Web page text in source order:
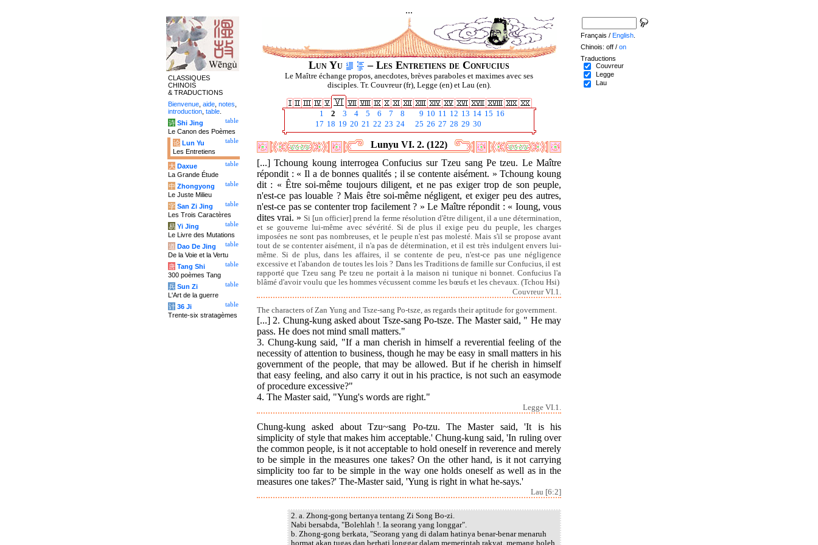
...
Lun Yu – Les Entretiens de Confucius
Le Maître échange propos, anecdotes, brèves paraboles et maximes avec ses
disciples. Tr. Couvreur (fr), Legge (en) et Lau (en).
1 2 3 4 5 6 7 8 9 10 11 12 13 14 15 16
17 18 19 20 21 22 23 24 25 26 27 28 29 30
Lunyu VI. 2. (122)
[...] Tchoung koung interrogea Confucius sur Tzeu sang Pe tzeu. Le Maître
répondit : « Il a de bonnes qualités ; il se contente aisément. » Tchoung koung
dit : « Être soi-même toujours diligent, et ne pas exiger trop de son peuple,
n'est-ce pas louable ? Mais être soi-même négligent, et exiger peu des autres,
n'est-ce pas se contenter trop facilement ? » Le Maître répondit : « Ioung, vous
dites vrai. »Si [un officier] prend la ferme résolution d'être diligent, il a une détermination,
et se gouverne lui-même avec sévérité. Si de plus il exige peu du peuple, les charges
imposées ne sont pas nombreuses, et le peuple n'est pas molesté. Mais s'il se propose avant
tout de se contenter aisément, il n'a pas de détermination, et il est très indulgent envers lui-
même. Si de plus, dans les affaires, il se contente de peu, n'est-ce pas une négligence
excessive et l'abandon de toutes les lois ? Dans les Traditions de famille sur Confucius, il est
rapporté que Tzeu sang Pe tzeu ne portait à la maison ni tunique ni bonnet. Confucius l'a
blâmé d'avoir voulu que les hommes vécussent comme les bœufs et les chevaux. (Tchou Hsi)
Couvreur VI.1.
The characters of Zan Yung and Tsze-sang Po-tsze, as regards their aptitude for government.
[...] 2. Chung-kung asked about Tsze-sang Po-tsze. The Master said, " He may
pass. He does not mind small matters."
3. Chung-kung said, "If a man cherish in himself a reverential feeling of the
necessity of attention to business, though he may be easy in small matters in his
government of the people, that may be allowed. But if he cherish in himself
that easy feeling, and also carry it out in his practice, is not such an easymode
of procedure excessive?"
4. The Master said, "Yung's words are right."
Legge VI.1.
Chung-kung asked about Tzu~sang Po-tzu. The Master said, 'It is his
simplicity of style that makes him acceptable.' Chung-kung said, 'In ruling over
the common people, is it not acceptable to hold oneself in reverence and merely
to be simple in the measures one takes? On the other hand, is it not carrying
simplicity too far to be simple in the way one holds oneself as well as in the
measures one takes?' The-Master said, 'Yung is right in what he-says.'
Lau [6:2]
2. a. Zhong-gong bertanya tentang Zi Song Bo-zi.
Nabi bersabda, "Bolehlah !. Ia seorang yang longgar".
b. Zhong-gong berkata, "Seorang yang di dalam hatinya benar-benar menaruh
hormat akan tugas dan berhati longgar dalam memerintah rakyat, memang boleh
CLASSIQUES
CHINOIS
& TRADUCTIONS
Bienvenue aide notes
introduction table
table
诗 Shi Jing
Le Canon des Poèmes
table
论 Lun Yu
Les Entretiens
table
大 Daxue
La Grande Étude
table
中 Zhongyong
Le Juste Milieu
table
字 San Zi Jing
Les Trois Caractères
table
易 Yi Jing
Le Livre des Mutations
table
道 Dao De Jing
De la Voie et la Vertu
table
唐 Tang Shi
300 poèmes Tang
table
兵 Sun Zi
L'Art de la guerre
table
计 36 Ji
Trente-six stratagèmes
Français / English
Chinois: off / on
Traductions
Couvreur
Legge
Lau